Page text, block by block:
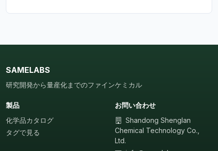
SAMELABS
研究開発から量産化までのファインケミカル
製品
化学品カタログ
タグで見る
お問い合わせ
Shandong Shenglan
Chemical Technology Co.,
Ltd.